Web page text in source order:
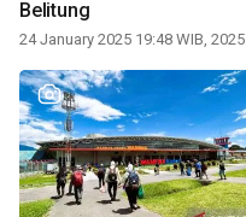
Belitung
24 January 2025 19:48 WIB, 2025